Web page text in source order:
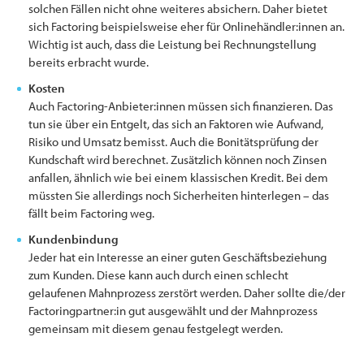
solchen Fällen nicht ohne weiteres absichern. Daher bietet
sich Factoring beispielsweise eher für Onlinehändler:innen an.
Wichtig ist auch, dass die Leistung bei Rechnungstellung
bereits erbracht wurde.
Kosten
Auch Factoring-Anbieter:innen müssen sich finanzieren. Das
tun sie über ein Entgelt, das sich an Faktoren wie Aufwand,
Risiko und Umsatz bemisst. Auch die Bonitätsprüfung der
Kundschaft wird berechnet. Zusätzlich können noch Zinsen
anfallen, ähnlich wie bei einem klassischen Kredit. Bei dem
müssten Sie allerdings noch Sicherheiten hinterlegen – das
fällt beim Factoring weg.
Kundenbindung
Jeder hat ein Interesse an einer guten Geschäftsbeziehung
zum Kunden. Diese kann auch durch einen schlecht
gelaufenen Mahnprozess zerstört werden. Daher sollte die/der
Factoringpartner:in gut ausgewählt und der Mahnprozess
gemeinsam mit diesem genau festgelegt werden.